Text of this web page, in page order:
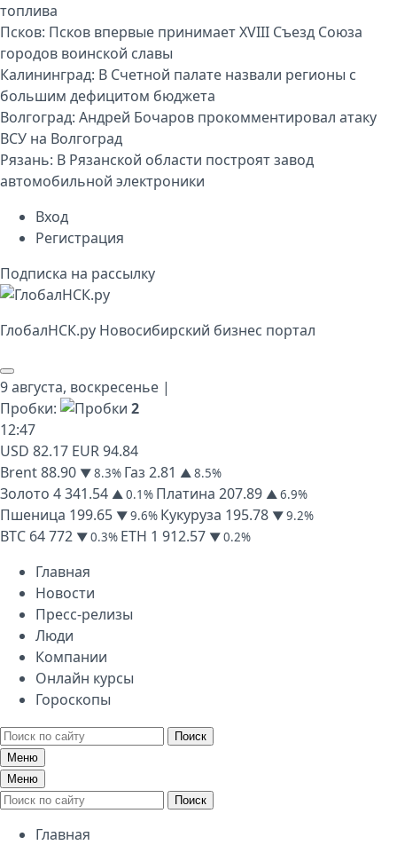
топлива
Псков: Псков впервые принимает XVIII Съезд Союза
городов воинской славы
Калининград: В Счетной палате назвали регионы с
большим дефицитом бюджета
Волгоград: Андрей Бочаров прокомментировал атаку
ВСУ на Волгоград
Рязань: В Рязанской области построят завод
автомобильной электроники
Вход
Регистрация
Подписка на рассылку
ГлобалНСК.py Новосибирский бизнес портал
9 августа, воскресенье |
Пробки:
2
12:47
USD 82.17 EUR94.84
Brent88.90 ▼ 8.3% Газ 2.81 ▲ 8.5%
Золото 4 341.54 ▲ 0.1% Платина 207.89 ▲ 6.9%
Пшеница 199.65 ▼ 9.6% Кукуруза 195.78 ▼ 9.2%
BTC 64 772 ▼ 0.3% ETH 1 912.57 ▼ 0.2%
Главная
Новости
Пресс-релизы
Люди
Компании
Онлайн курсы
Гороскопы
Поиск
Меню
Меню
Поиск
Главная